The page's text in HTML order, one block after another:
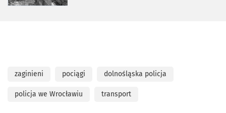
zaginieni pociągi dolnośląska policja
policja we Wrocławiu transport